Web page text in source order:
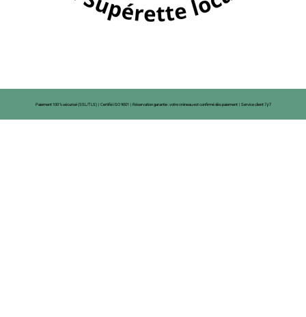
Paiement 100 % sécurisé (SSL/TLS) | Certifié ISO 9001 | Réservation garantie : votre créneau est confirmé dès paiement | Service client 7 j/7